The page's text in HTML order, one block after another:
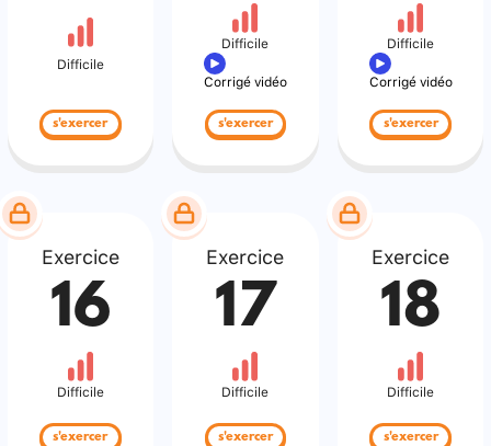
Difficile
s'exercer
Difficile
Corrigé vidéo
s'exercer
Difficile
Corrigé vidéo
s'exercer
Exercice
16
Difficile
s'exercer
Exercice
17
Difficile
s'exercer
Exercice
18
Difficile
s'exercer